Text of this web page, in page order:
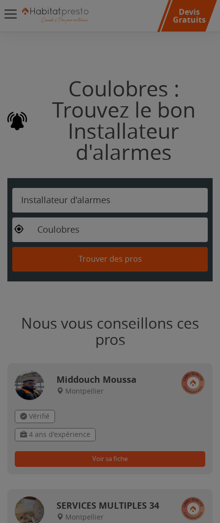
Devis
Gratuits
Coulobres :
Trouvez le bon
Installateur
d'alarmes
Installateur d'alarmes
Coulobres
Trouver des pros
Nous vous conseillons ces
pros
Middouch Moussa
Montpellier
Vérifié
4 ans d'expérience
Voir sa fiche
SERVICES MULTIPLES 34
Montpellier